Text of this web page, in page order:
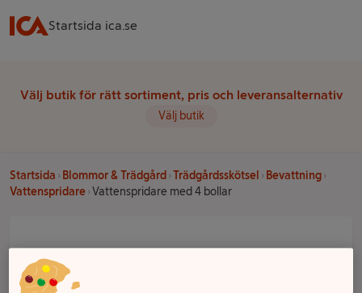
Startsida ica.se
Välj butik för rätt sortiment, pris och leveransalternativ
Välj butik
Startsida Blommor & Trädgård Trädgårdsskötsel
Bevattning
Vattenspridare Vattenspridare med 4 bollar